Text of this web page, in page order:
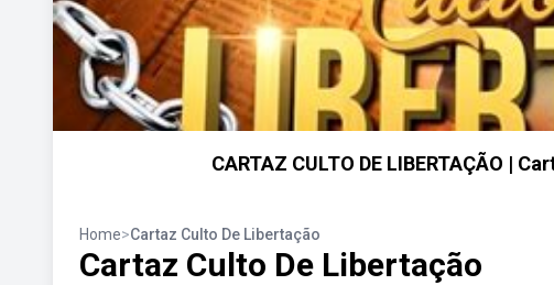
CARTAZ CULTO DE LIBERTAÇÃO |
Home>Cartaz Culto De Libertação
Cartaz Culto De Libertação